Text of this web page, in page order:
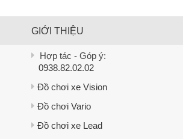
GIỚI THIỆU
Hợp tác - Góp ý:
0938.82.02.02
Đồ chơi xe Vision
Đồ chơi Vario
Đồ chơi xe Lead